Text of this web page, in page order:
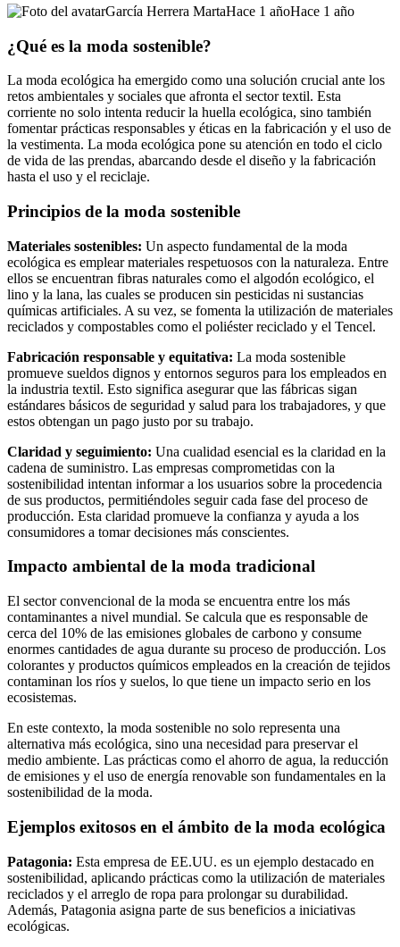
García Herrera MartaHace 1 añoHace 1 año
¿Qué es la moda sostenible?
La moda ecológica ha emergido como una solución crucial ante los
retos ambientales y sociales que afronta el sector textil. Esta
corriente no solo intenta reducir la huella ecológica, sino también
fomentar prácticas responsables y éticas en la fabricación y el uso de
la vestimenta. La moda ecológica pone su atención en todo el ciclo
de vida de las prendas, abarcando desde el diseño y la fabricación
hasta el uso y el reciclaje.
Principios de la moda sostenible
Materiales sostenibles: Un aspecto fundamental de la moda
ecológica es emplear materiales respetuosos con la naturaleza. Entre
ellos se encuentran fibras naturales como el algodón ecológico, el
lino y la lana, las cuales se producen sin pesticidas ni sustancias
químicas artificiales. A su vez, se fomenta la utilización de materiales
reciclados y compostables como el poliéster reciclado y el Tencel.
Fabricación responsable y equitativa: La moda sostenible
promueve sueldos dignos y entornos seguros para los empleados en
la industria textil. Esto significa asegurar que las fábricas sigan
estándares básicos de seguridad y salud para los trabajadores, y que
estos obtengan un pago justo por su trabajo.
Claridad y seguimiento: Una cualidad esencial es la claridad en la
cadena de suministro. Las empresas comprometidas con la
sostenibilidad intentan informar a los usuarios sobre la procedencia
de sus productos, permitiéndoles seguir cada fase del proceso de
producción. Esta claridad promueve la confianza y ayuda a los
consumidores a tomar decisiones más conscientes.
Impacto ambiental de la moda tradicional
El sector convencional de la moda se encuentra entre los más
contaminantes a nivel mundial. Se calcula que es responsable de
cerca del 10% de las emisiones globales de carbono y consume
enormes cantidades de agua durante su proceso de producción. Los
colorantes y productos químicos empleados en la creación de tejidos
contaminan los ríos y suelos, lo que tiene un impacto serio en los
ecosistemas.
En este contexto, la moda sostenible no solo representa una
alternativa más ecológica, sino una necesidad para preservar el
medio ambiente. Las prácticas como el ahorro de agua, la reducción
de emisiones y el uso de energía renovable son fundamentales en la
sostenibilidad de la moda.
Ejemplos exitosos en el ámbito de la moda ecológica
Patagonia: Esta empresa de EE.UU. es un ejemplo destacado en
sostenibilidad, aplicando prácticas como la utilización de materiales
reciclados y el arreglo de ropa para prolongar su durabilidad.
Además, Patagonia asigna parte de sus beneficios a iniciativas
ecológicas.